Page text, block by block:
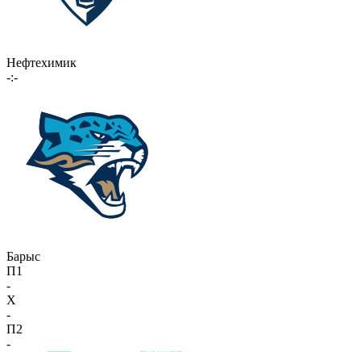
Нефтехимик
-:-
Барыс
П1
-
X
-
П2
-